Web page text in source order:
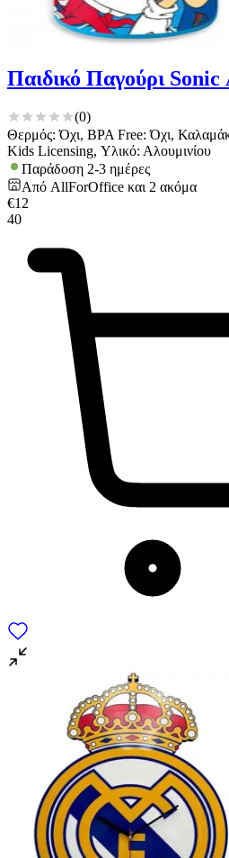
Παιδικό Παγούρι Sonic
(0)
Θερμός: Όχι, BPA Free: Όχι,
Kids Licensing, Υλικό: Αλουμινίου
Παράδοση 2-3 ημέρες
Από AllForOffice και 2 ακόμα
€12
40